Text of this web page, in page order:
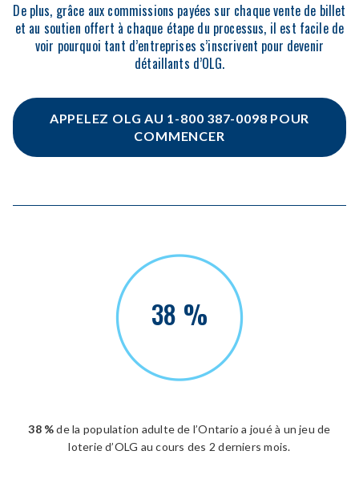
De plus, grâce aux commissions payées sur chaque vente de billet
et au soutien offert à chaque étape du processus, il est facile de
voir pourquoi tant d’entreprises s’inscrivent pour devenir
détaillants d’OLG.
APPELEZ OLG AU 1-800 387-0098 POUR
COMMENCER
38 %
38 %de la population adulte de l’Ontario a joué à un jeu de
loterie d’OLG au cours des 2 derniers mois.